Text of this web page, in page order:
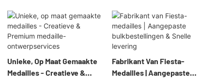
Unieke, Op Maat Gemaakte
Medailles - Creatieve &
Fabrikant Van Fiesta-
Medailles | Aangepaste